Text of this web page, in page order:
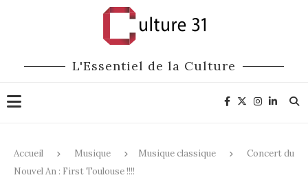
L'Essentiel de la Culture
Accueil Musique Musique classique
Concert du
Nouvel An : First Toulouse !!!!